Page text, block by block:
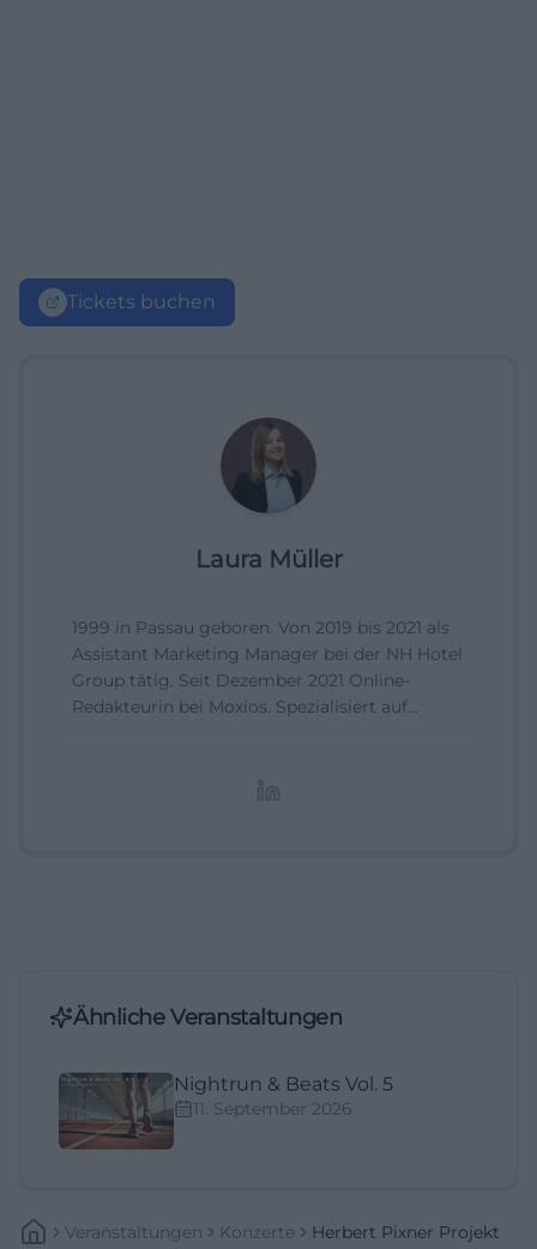
Tickets buchen
Laura Müller
1999 in Passau geboren. Von 2019 bis 2021 als
Assistant Marketing Manager bei der NH Hotel
Group tätig. Seit Dezember 2021 Online-
Redakteurin bei Moxios. Spezialisiert auf
Ähnliche Veranstaltungen
Nightrun & Beats Vol. 5
11. September 2026
Veranstaltungen Konzerte Herbert Pixner Projekt